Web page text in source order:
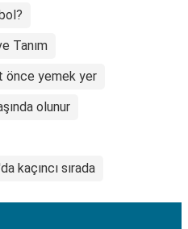
Tanım
önce yemek yer
olunur
kaçıncı sırada